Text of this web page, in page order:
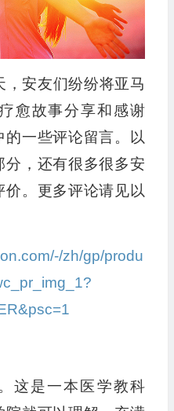
，安友们纷纷将亚马
愈故事分享和感谢
一些评论留言。以
，还有很多很多安
。更多评论请见以
zh/gp/produ
这是一本医学教科